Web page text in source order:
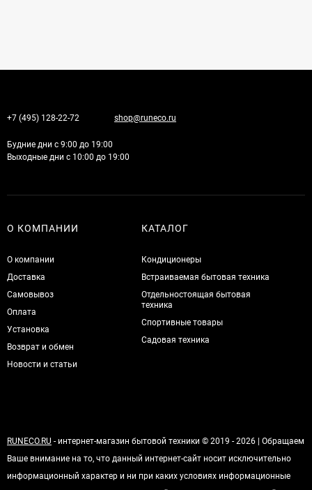
+7 (495) 128-22-72 shop@runeco.ru
Будние дни с 9:00 до 19:00
Выходные дни с 10:00 до 19:00
О КОМПАНИИ
О компании
Доставка
Самовывоз
Оплата
Установка
Возврат и обмен
Новости и статьи
КАТАЛОГ
Кондиционеры
Встраиваемая бытовая техника
Отдельностоящая бытовая
техника
Спортивные товары
Садовая техника
RUNECO.RU - интернет-магазин бытовой техники © 2019 - 2026 | Обращаем
Ваше внимание на то, что данный интернет-сайт носит исключительно
информационный характер и ни при каких условиях информационные